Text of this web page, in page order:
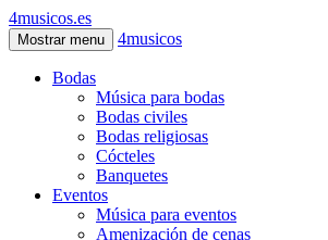
4musicos.es
Mostrar menu 4musicos
Bodas
Música para bodas
Bodas civiles
Bodas religiosas
Cócteles
Banquetes
Eventos
Música para eventos
Amenización de cenas